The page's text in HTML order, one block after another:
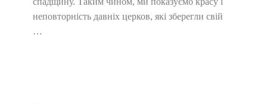
неповторність давніх церков, які зберегли свій
…